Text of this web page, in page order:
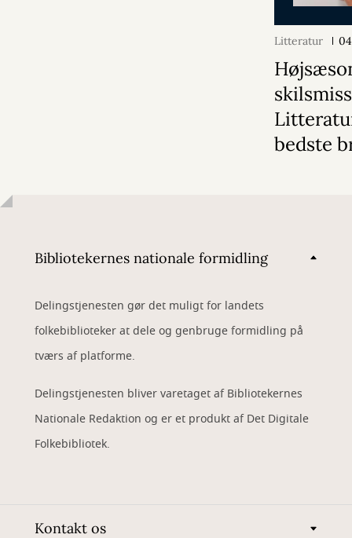
Litteratur
bedste
Bibliotekernes nationale formidling
Delingstjenesten gør det muligt for landets
folkebiblioteker at dele og genbruge formidling på
tværs af platforme.
Delingstjenesten bliver varetaget af Bibliotekernes
Nationale Redaktion og er et produkt af Det Digitale
Folkebibliotek.
Kontakt os